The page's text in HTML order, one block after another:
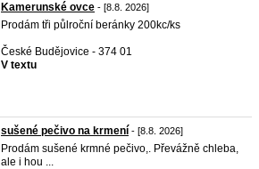
Kamerunské ovce - [8.8. 2026]
Prodám tři půlroční beránky 200kc/ks
České Budějovice - 374 01
V textu
sušené pečivo na krmení - [8.8. 2026]
Prodám sušené krmné pečivo,. Převážně chleba,
ale i hou ...